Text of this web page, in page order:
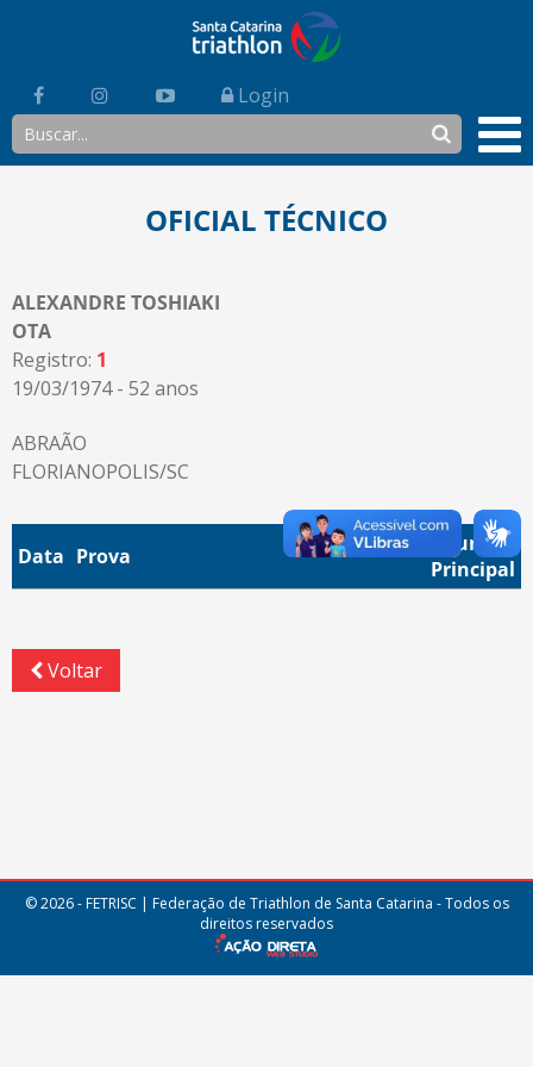
Login
OFICIAL TÉCNICO
ALEXANDRE TOSHIAKI
OTA
Registro: 1
19/03/1974 - 52 anos
ABRAÃO
FLORIANOPOLIS/SC
Data Prova
Função
Principal
Voltar
© 2026 - FETRISC | Federação de Triathlon de Santa Catarina - Todos os
direitos reservados